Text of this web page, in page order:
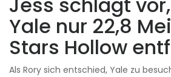
Yale nur 22,8
Stars Hollow
Als Rory sich entschied, Yale zu